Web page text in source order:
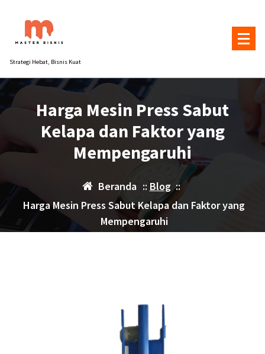
konten
Strategi Hebat, Bisnis Kuat
Harga Mesin Press Sabut
Kelapa dan Faktor yang
Mempengaruhi
Beranda :: Blog::
Harga Mesin Press Sabut Kelapa dan Faktor yang
Mempengaruhi